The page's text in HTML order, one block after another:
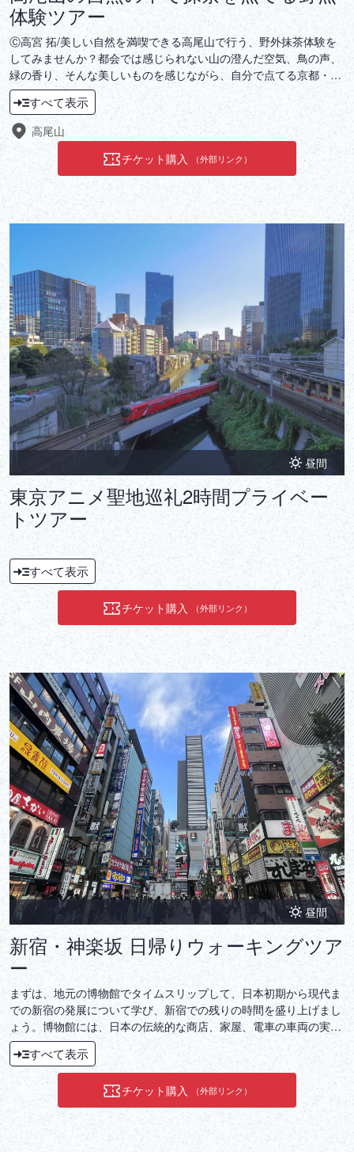
体験ツアー
Ⓒ高宮 拓/美しい自然を満喫できる高尾山で行う、野外抹茶体験を
してみませんか？都会では感じられない山の澄んだ空気、鳥の声、
緑の香り、そんな美しいものを感じながら、自分で点てる京都・宇
治の高級抹茶と美味しい和菓子をいただく、穏やかで癒されていく
ひと時を味わいいただけます。日本の伝統文化を知る、ユニークで
貴重な体験。是非、お愉しみください。
すべて表示
高尾山
チケット購入
（外部リンク）
昼間
東京アニメ聖地巡礼2時間プライベー
トツアー
すべて表示
チケット購入 （外部リンク）
昼間
新宿・神楽坂 日帰りウォーキングツア
ー
まずは、地元の博物館でタイムスリップして、日本初期から現代ま
での新宿の発展について学び、新宿での残りの時間を盛り上げまし
ょう。博物館には、日本の伝統的な商店、家屋、電車の車両の実物
大のレプリカがあり、昔の東京に浸り、素晴らしい写真を撮ること
ができます。次に、忙しい都会の中心部から隠れた、新宿の美しい
地元の神社の1つまで歩きます。その後、近くの神楽坂まで電車で
少し移動します。神楽坂は、歴史と文化が染み付いた過去を彷彿と
させる、東京の伝統的でありながらトレンディな地区の1つです。
美しい日本庭園と茶室に行き、伝統的なお茶と和菓子を楽しみま
す。
すべて表示
チケット購入 （外部リンク）